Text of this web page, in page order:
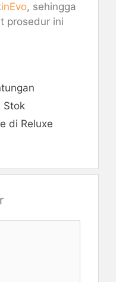
, sehingga
prosedur ini
Stok
di Reluxe